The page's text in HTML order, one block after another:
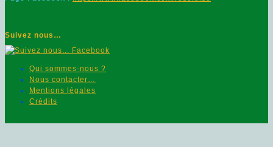
Suivez nous…
Qui sommes-nous ?
Nous contacter…
Mentions légales
Crédits